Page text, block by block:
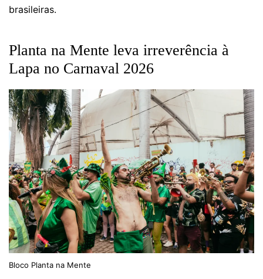
brasileiras.
Planta na Mente leva irreverência à
Lapa no Carnaval 2026
Bloco Planta na Mente